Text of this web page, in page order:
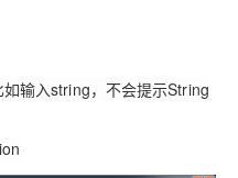
输入string，不会提示String